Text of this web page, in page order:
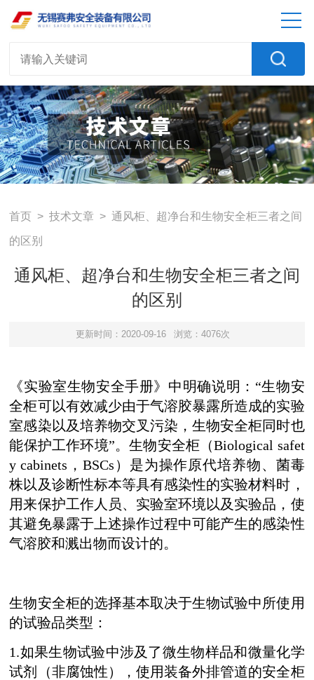
首页 >技术文章 > 通风柜、超净台和生物安全柜三者之间
的区别
通风柜、超净台和生物安全柜三者之间
的区别
更新时间：2020-09-16 浏览：4076次
《实验室生物安全手册》中明确说明 ：“生物安
全柜可以有效减少由于气溶胶暴露所造成的实验
室感染以及培养物交叉污染，生物安全柜同时也
能保护工作环境”。生物安全柜（Biological safet
y cabinets，BSCs）是为操作原代培养物、菌毒
株以及诊断性标本等具有感染性的实验材料时，
用来保护工作人员、实验室环境以及实验品，使
其避免暴露于上述操作过程中可能产生的感染性
气溶胶和溅出物而设计的。
生物安全柜的选择基本取决于生物试验中所使用
的试验品类型：
1.如果生物试验中涉及了微生物样品和微量化学
试剂（非腐蚀性），使用装备外排管道的安全柜